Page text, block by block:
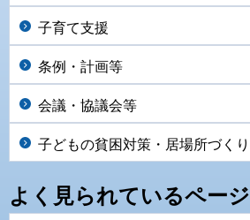
子育て支援
条例・計画等
会議・協議会等
子どもの貧困対策・居場所づくり
よく見られているページ